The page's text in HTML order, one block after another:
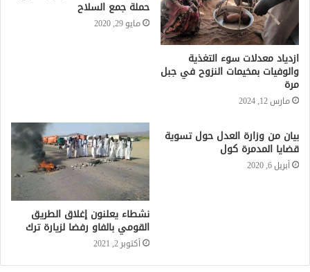
ازدياد معدلات سوء التغذية
والوفيات بمخيمات النزوح في جبل
مرة
مارس 12, 2024
حملة جمع السلاح
مايو 29, 2020
بيان من وزارة العدل حول تسوية
قضايا المدمرة كول
أبريل 6, 2020
نشطاء يعلنون إغلاق الطريق
القومي بالفاو رفضا لزيارة ترك
أكتوبر 2, 2021